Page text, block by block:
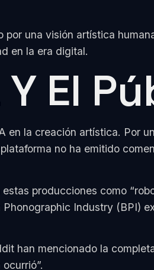
una visión artística
en la era digital.
El
en la creación artística. Por
no ha emitido
producciones como
Industry (BPI)
han mencionado la